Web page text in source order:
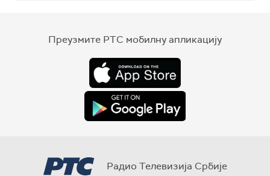
Преузмите РТС мобилну апликацију
Радио Телевизија Србије